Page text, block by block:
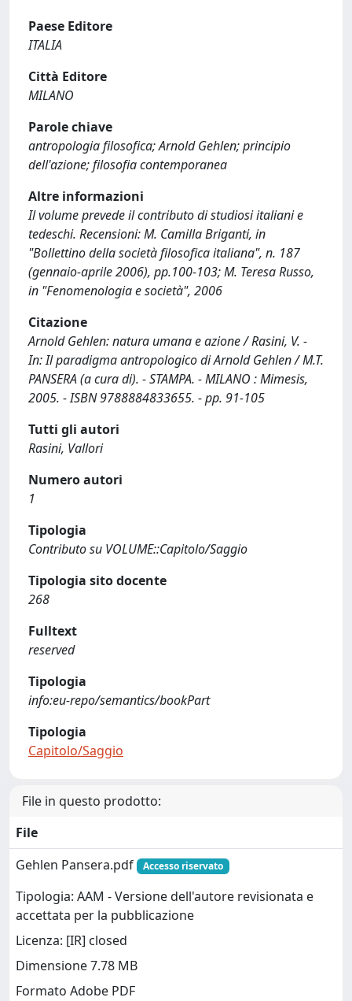
Paese Editore
ITALIA
Città Editore
MILANO
Parole chiave
antropologia filosofica; Arnold Gehlen; principio
dell'azione; filosofia contemporanea
Altre informazioni
Il volume prevede il contributo di studiosi italiani e
tedeschi. Recensioni: M. Camilla Briganti, in
"Bollettino della società filosofica italiana", n. 187
(gennaio-aprile 2006), pp.100-103; M. Teresa Russo,
in "Fenomenologia e società", 2006
Citazione
Arnold Gehlen: natura umana e azione / Rasini, V. -
In: Il paradigma antropologico di Arnold Gehlen / M.T.
PANSERA (a cura di). - STAMPA. - MILANO : Mimesis,
2005. - ISBN 9788884833655. - pp. 91-105
Tutti gli autori
Rasini, Vallori
Numero autori
1
Tipologia
Contributo su VOLUME::Capitolo/Saggio
Tipologia sito docente
268
Fulltext
reserved
Tipologia
info:eu-repo/semantics/bookPart
Tipologia
Capitolo/Saggio
File in questo prodotto:
File
Gehlen Pansera.pdf
Accesso riservato
Tipologia: AAM - Versione dell'autore revisionata e
accettata per la pubblicazione
Licenza: [IR] closed
Dimensione 7.78 MB
Formato Adobe PDF